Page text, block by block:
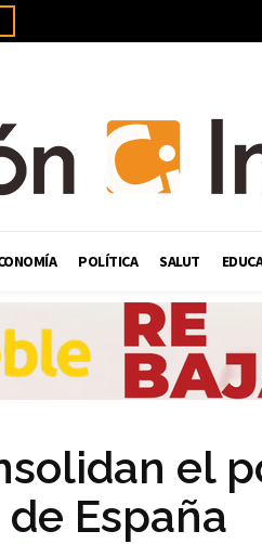
POLÍTICA SALUT
el
España